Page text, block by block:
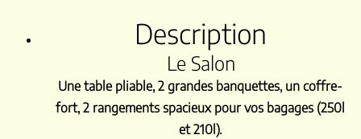
Description
Le Salon
Une table pliable, 2 grandes banquettes, un coffre-
fort, 2 rangements spacieux pour vos bagages (250l
et 210l).